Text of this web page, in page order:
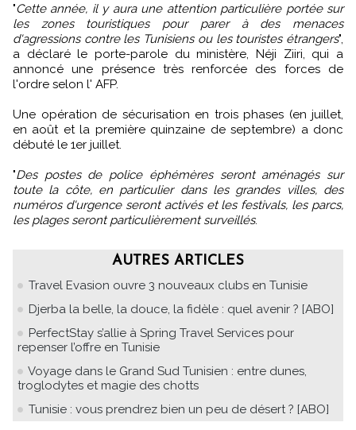
"Cette année, il y aura une attention particulière portée sur
les zones touristiques pour parer à des menaces
d'agressions contre les Tunisiens ou les touristes étrangers",
a déclaré le porte-parole du ministère, Néji Ziiri, qui a
annoncé une présence très renforcée des forces de
l'ordre selon l' AFP.
Une opération de sécurisation en trois phases (en juillet,
en août et la première quinzaine de septembre) a donc
débuté le 1er juillet.
"Des postes de police éphémères seront aménagés sur
toute la côte, en particulier dans les grandes villes, des
numéros d'urgence seront activés et les festivals, les parcs,
les plages seront particulièrement surveillés.
AUTRES ARTICLES
Travel Evasion ouvre 3 nouveaux clubs en Tunisie
Djerba la belle, la douce, la fidèle : quel avenir ? [ABO]
PerfectStay s’allie à Spring Travel Services pour
repenser l’offre en Tunisie
Voyage dans le Grand Sud Tunisien : entre dunes,
troglodytes et magie des chotts
Tunisie : vous prendrez bien un peu de désert ? [ABO]